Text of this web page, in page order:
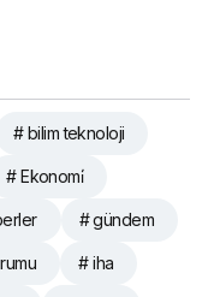
# bilim teknoloji
# Ekonomi̇
# gündem
# iha